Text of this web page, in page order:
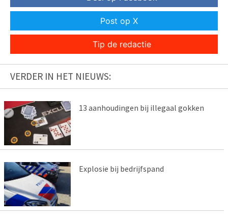
Post op X
Tip de redactie
VERDER IN HET NIEUWS:
13 aanhoudingen bij illegaal gokken
Explosie bij bedrijfspand